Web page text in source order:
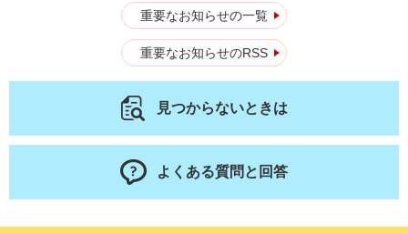
重要なお知らせの一覧
重要なお知らせのRSS
見つからないときは
よくある質問と回答